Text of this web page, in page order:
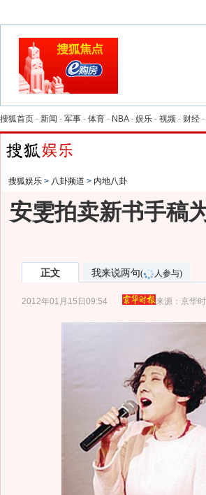
搜狐首页 - 新闻 - 军事 - 体育 - NBA- 娱乐 - 视频 - 财经 -
搜狐娱乐 > 八卦频道 > 内地八卦
安雯拍卖新书手稿
正文 我来说两句( 人参与)
2012年01月15日09:54 来源：京华